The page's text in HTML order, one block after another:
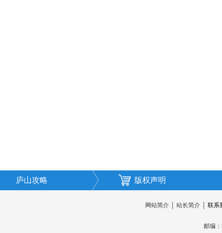
庐山攻略 版权声明
网站简介│ 站长简介│ 联系
邮编